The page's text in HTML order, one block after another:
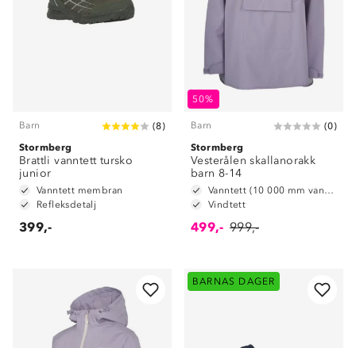
Barn (8)
Stormberg
Brattli vanntett tursko
junior
Vanntett membran
Refleksdetalj
399,-
50%
Barn (0)
Stormberg
Vesterålen skallanorakk
barn 8-14
Vanntett (10 000 mm vannsøyle)
Vindtett
499,- 999,-
BARNAS DAGER